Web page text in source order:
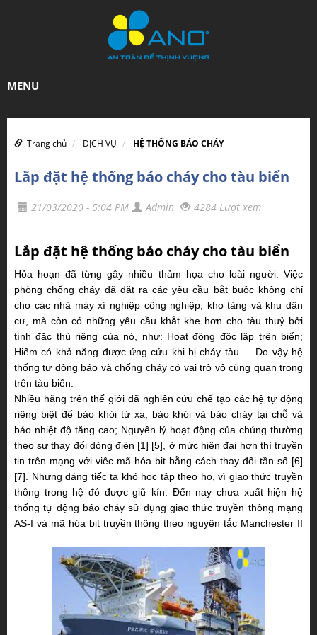
MENU
Trang chủ DỊCH VỤ HỆ THỐNG BÁO CHÁY
Lắp đặt hệ thống báo cháy cho tàu biển
21/03/2020 - 5:04 PM Admin 4284 Lượt xem
Lắp đặt hệ thống báo cháy cho tàu biển
Hỏa hoạn đã từng gây nhiều thảm họa cho loài người. Việc
phòng chống cháy đã đặt ra các yêu cầu bắt buộc không chỉ
cho các nhà máy xí nghiệp công nghiệp, kho tàng và khu dân
cư, mà còn có những yêu cầu khắt khe hơn cho tàu thuỷ bởi
tính đặc thù riêng của nó, như: Hoạt động độc lập trên biển;
Hiếm có khả năng được ứng cứu khi bị cháy tàu…. Do vậy hệ
thống tự động báo và chống cháy có vai trò vô cùng quan trọng
trên tàu biển.
Nhiều hãng trên thế giới đã nghiên cứu chế tạo các hệ tự động
riêng biệt để báo khói từ xa, báo khói và báo cháy tại chỗ và
báo nhiệt độ tăng cao; Nguyên lý hoạt động của chúng thường
theo sự thay đổi dòng điện [1] [5], ở mức hiện đại hơn thì truyền
tin trên mạng với viêc mã hóa bit bằng cách thay đổi tần số [6]
[7]. Nhưng đáng tiếc ta khó học tập theo họ, vì giao thức truyền
thông trong hệ đó được giữ kín. Đến nay chưa xuất hiện hệ
thống tự động báo cháy sử dụng giao thức truyền thông mạng
AS-I và mã hóa bit truyền thông theo nguyên tắc Manchester II